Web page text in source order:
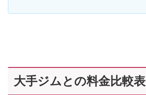
大手ジムとの料金比較表